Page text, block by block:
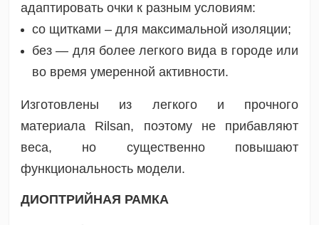
адаптировать очки к разным условиям:
со щитками – для максимальной изоляции;
без — для более легкого вида в городе или
во время умеренной активности.
Изготовлены из легкого и прочного
материала Rilsan, поэтому не прибавляют
веса, но существенно повышают
функциональность модели.
ДИОПТРИЙНАЯ РАМКА